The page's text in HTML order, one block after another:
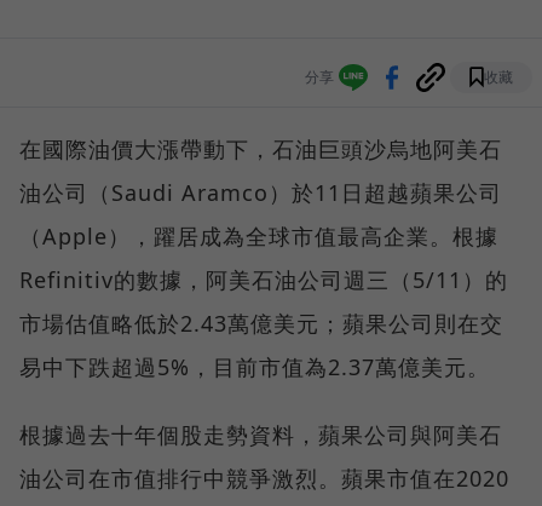
分享 收藏
在國際油價大漲帶動下，石油巨頭沙烏地阿美石
油公司（Saudi Aramco）於11日超越蘋果公司
（Apple），躍居成為全球市值最高企業。根據
Refinitiv的數據，阿美石油公司週三（5/11）的
市場估值略低於2.43萬億美元；蘋果公司則在交
易中下跌超過5%，目前市值為2.37萬億美元。
根據過去十年個股走勢資料，蘋果公司與阿美石
油公司在市值排行中競爭激烈。蘋果市值在2020